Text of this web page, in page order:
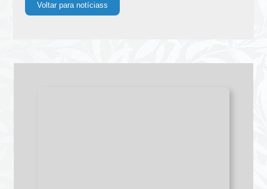
Voltar para notíciass